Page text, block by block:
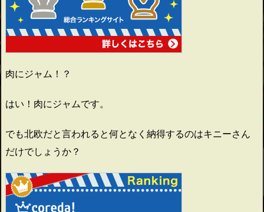
肉にジャム！？
はい！肉にジャムです。
でも北欧だと言われると何となく納得するのはキニーさん
だけでしょうか？